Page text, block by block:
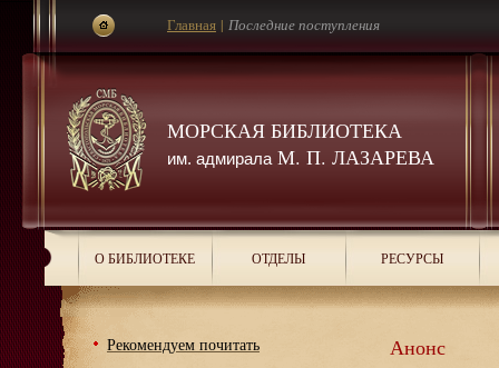
МОРСКАЯ БИБЛИОТЕКА
им. адмиралаМ. П. ЛАЗАРЕВА
Главная | Последние поступления
О БИБЛИОТЕКЕ ОТДЕЛЫ РЕСУРСЫ
Рекомендуем почитать
Анонс